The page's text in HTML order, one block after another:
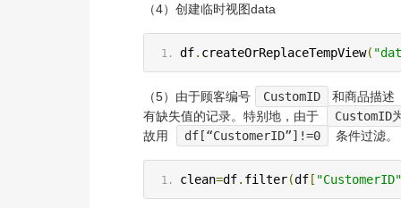
（4）创建临时视图data
df. createOrReplaceTempView(
（5）由于顾客编号 CustomID
和商品描述
有缺失值的记录。特别地，由于
故用
df[“CustomerID”]!=0 条件过滤。
clean=df. filter(df[ "CustomerID"